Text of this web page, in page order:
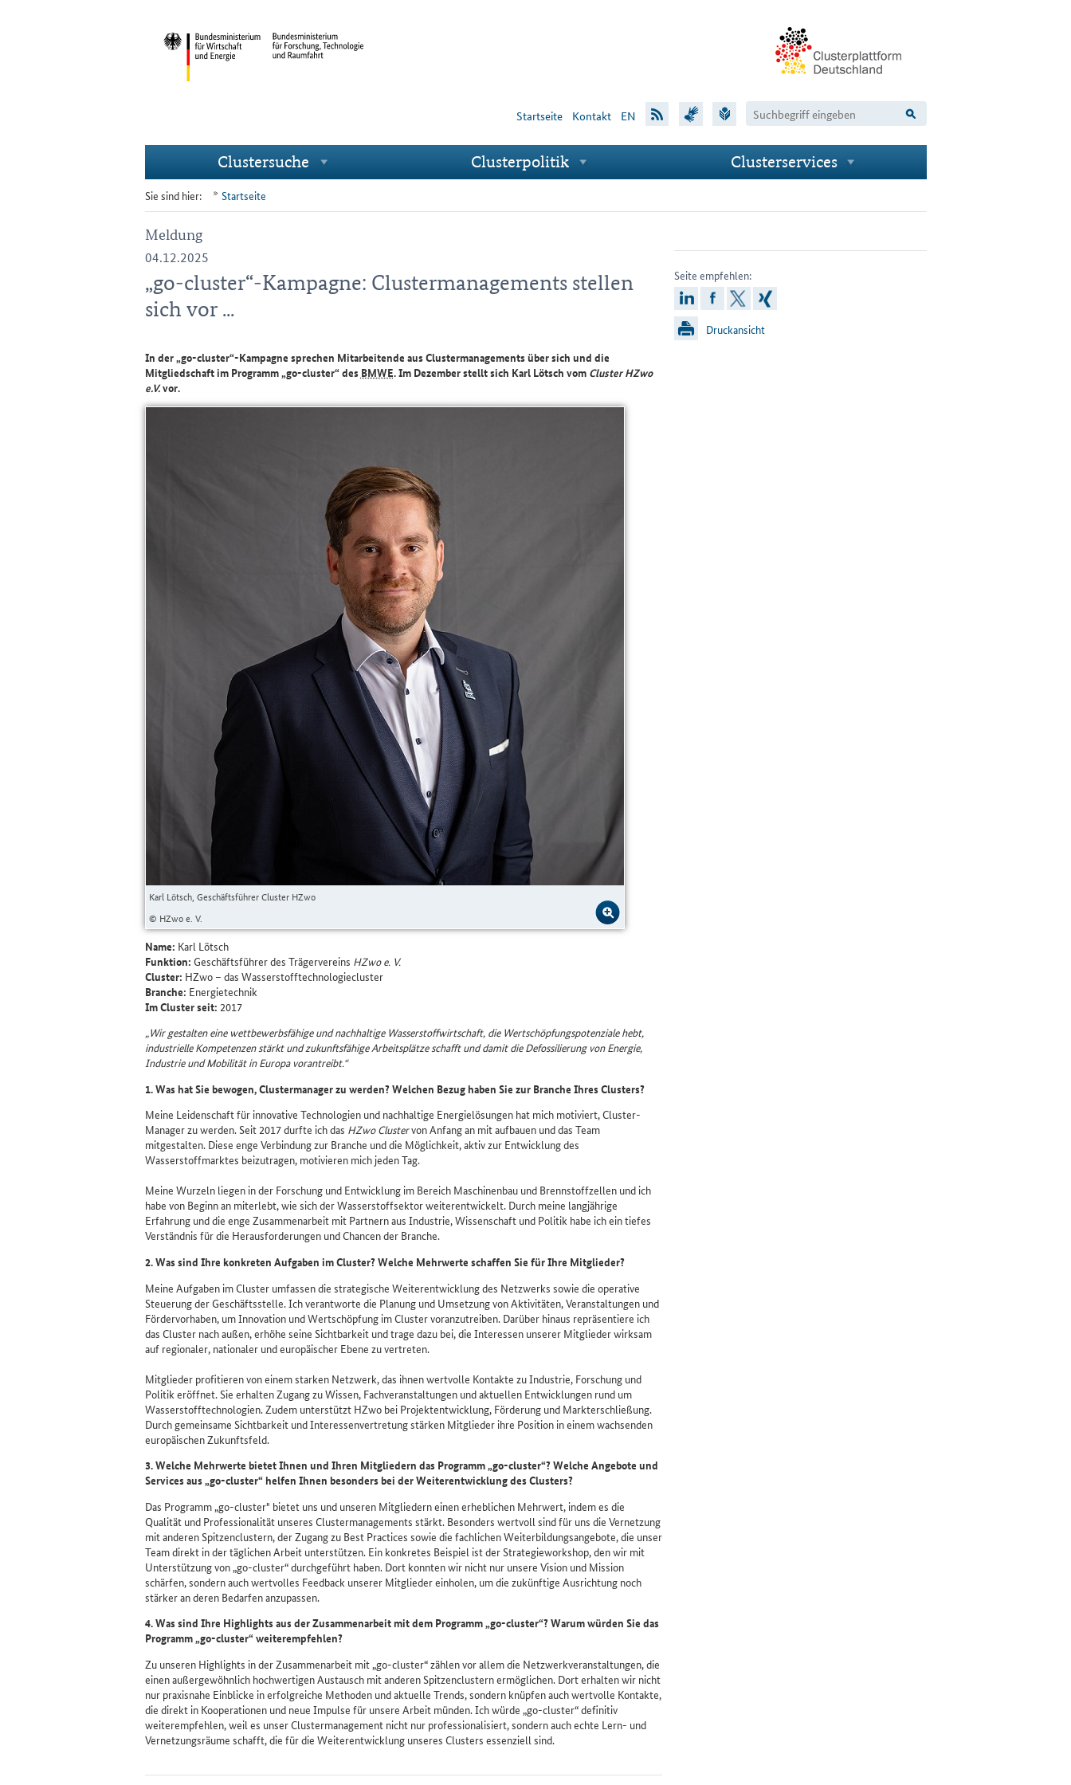
Startseite Kon­takt EN
Navigation
Clustersuche Clus­ter­po­li­tik Clus­ter­ser­vices
Sie sind hier: Startseite
Meldung
04.12.2025
„go-cluster“-Kampagne: Clustermanagements stellen
sich vor ...
In der „go-cluster“-Kampagne sprechen Mitarbeitende aus Clustermanagements über sich und die
Mitgliedschaft im Programm „go-cluster“ des BMWE. Im Dezember stellt sich Karl Lötsch vom Cluster HZwo
e.V.vor.
Karl Lötsch, Geschäftsführer Cluster HZwo
© HZwo e. V.
Name: Karl Lötsch
Funktion: Geschäftsführer des Trägervereins HZwo e. V.
Cluster: HZwo – das Wasserstofftechnologiecluster
Branche: Energietechnik
Im Cluster seit: 2017
Wir gestalten eine wettbewerbsfähige und nachhaltige Wasserstoffwirtschaft, die Wertschöpfungspotenziale hebt,
industrielle Kompetenzen stärkt und zukunftsfähige Arbeitsplätze schafft und damit die Defossilierung von Energie,
Industrie und Mobilität in Europa vorantreibt.
1.Was hat Sie bewogen,Clustermanagerzu werden? Welchen Bezug haben Sie zur Branche IhresClusters?
Meine Leidenschaft für innovative Technologien und nachhaltige Energielösungen hat mich motiviert, Cluster-
Manager zu werden. Seit 2017 durfte ich das HZwo Clustervon Anfang an mit aufbauen und das Team
mitgestalten. Diese enge Verbindung zur Branche und die Möglichkeit, aktiv zur Entwicklung des
Wasserstoffmarktes beizutragen, motivieren mich jeden Tag.
Meine Wurzeln liegen in der Forschung und Entwicklung im Bereich Maschinenbau und Brennstoffzellen und ich
habe von Beginn an miterlebt, wie sich der Wasserstoffsektor weiterentwickelt. Durch meine langjährige
Erfahrung und die enge Zusammenarbeit mit Partnern aus Industrie, Wissenschaft und Politik habe ich ein tiefes
Verständnis für die Herausforderungen und Chancen der Branche.
2. Was sind Ihre konkreten Aufgaben imCluster? Welche Mehrwerte schaffen Sie für Ihre Mitglieder?
Meine Aufgaben im Cluster umfassen die strategische Weiterentwicklung des Netzwerks sowie die operative
Steuerung der Geschäftsstelle. Ich verantworte die Planung und Umsetzung von Aktivitäten, Veranstaltungen und
Fördervorhaben, um Innovation und Wertschöpfung im Cluster voranzutreiben. Darüber hinaus repräsentiere ich
das Cluster nach außen, erhöhe seine Sichtbarkeit und trage dazu bei, die Interessen unserer Mitglieder wirksam
auf regionaler, nationaler und europäischer Ebene zu vertreten.
Mitglieder profitieren von einem starken Netzwerk, das ihnen wertvolle Kontakte zu Industrie, Forschung und
Politik eröffnet. Sie erhalten Zugang zu Wissen, Fachveranstaltungen und aktuellen Entwicklungen rund um
Wasserstofftechnologien. Zudem unterstützt HZwo bei Projektentwicklung, Förderung und Markterschließung.
Durch gemeinsame Sichtbarkeit und Interessenvertretung stärken Mitglieder ihre Position in einem wachsenden
europäischen Zukunftsfeld.
3. Welche Mehrwerte bietet Ihnen und Ihren Mitgliedern das Programm „go-cluster“? Welche Angebote und
Servicesaus „go-cluster“ helfen Ihnen besonders bei der Weiterentwicklung desClusters?
Das Programm „go-cluster" bietet uns und unseren Mitgliedern einen erheblichen Mehrwert, indem es die
Qualität und Professionalität unseres Clustermanagements stärkt. Besonders wertvoll sind für uns die Vernetzung
mit anderen Spitzenclustern, der Zugang zu Best Practices sowie die fachlichen Weiterbildungsangebote, die unser
Team direkt in der täglichen Arbeit unterstützen. Ein konkretes Beispiel ist der Strategieworkshop, den wir mit
Unterstützung von „go-cluster“ durchgeführt haben. Dort konnten wir nicht nur unsere Vision und Mission
schärfen, sondern auch wertvolles Feedback unserer Mitglieder einholen, um die zukünftige Ausrichtung noch
stärker an deren Bedarfen anzupassen.
4. Was sind Ihre Highlightsaus der Zusammenarbeit mit dem Programm „go-cluster“? Warum würden Sie das
Programm „go-cluster“ weiterempfehlen?
Zu unseren Highlights in der Zusammenarbeit mit „go-cluster“ zählen vor allem die Netzwerkveranstaltungen, die
einen außergewöhnlich hochwertigen Austausch mit anderen Spitzenclustern ermöglichen. Dort erhalten wir nicht
nur praxisnahe Einblicke in erfolgreiche Methoden und aktuelle Trends, sondern knüpfen auch wertvolle Kontakte,
die direkt in Kooperationen und neue Impulse für unsere Arbeit münden. Ich würde „go-cluster“ definitiv
weiterempfehlen, weil es unser Clustermanagement nicht nur professionalisiert, sondern auch echte Lern- und
Vernetzungsräume schafft, die für die Weiterentwicklung unseres Clusters essenziell sind.
Seite empfehlen:
linkedinfacebook
x
Druckansicht